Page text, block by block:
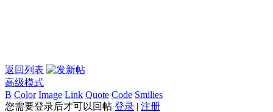
返回列表
高级模式
B Color Image Link Quote Code Smilies
您需要登录后才可以回帖 登录 | 注册